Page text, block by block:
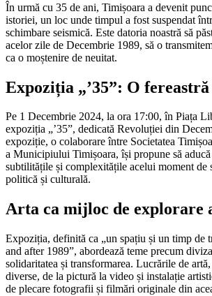
În urmă cu 35 de ani, Timișoara a devenit
istoriei, un loc unde timpul a fost suspendat
schimbare seismică. Este datoria noastră să
acelor zile de Decembrie 1989, să o
ca o moștenire de neuitat.
Expoziția „’35”: O
Pe 1 Decembrie 2024, la ora 17:00, în Piața
expoziția „’35”, dedicată Revoluției din
expoziție, o colaborare între Societatea
a Municipiului Timișoara, își propune să
subtilitățile și complexitățile acelui moment de
politică și culturală.
Arta ca mijloc de explorare
Expoziția, definită ca „un spațiu și un timp de
and after 1989”, abordează teme precum
solidaritatea și transformarea. Lucrările de
diverse, de la pictură la video și instalație
de plecare fotografii și filmări originale din